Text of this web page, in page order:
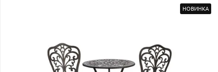
НОВИНКА